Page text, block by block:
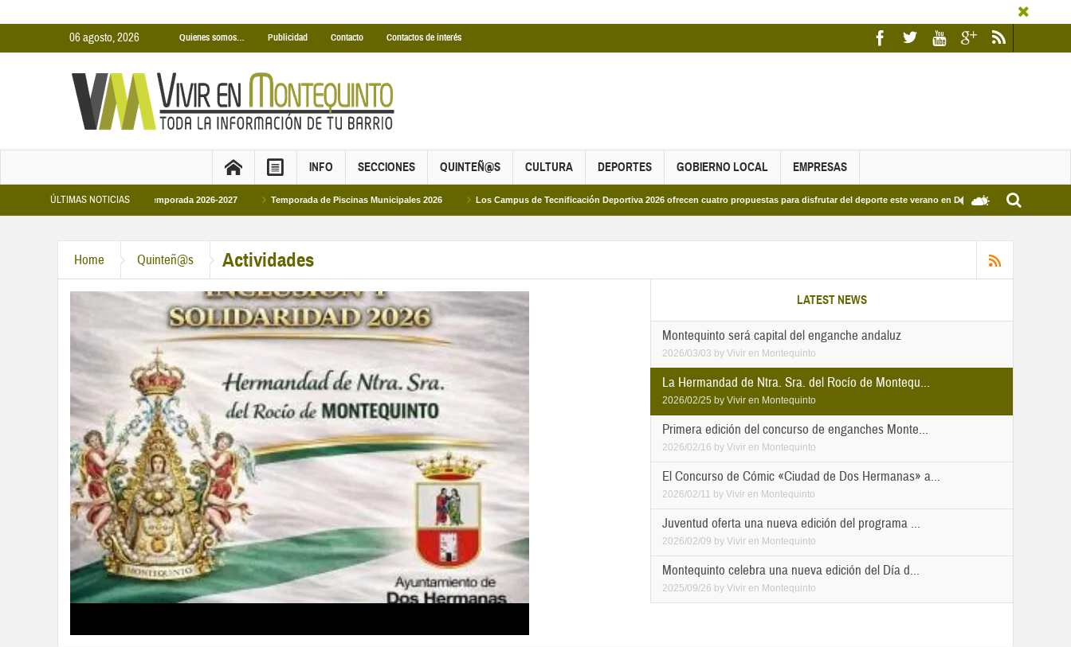
06 agosto, 2026 Quienes somos… Publicidad Contacto Contactos de interés
INFO SECCIONES QUINTEÑ@S CULTURA DEPORTES GOBIERNO LOCAL EMPRESAS
ÚLTIMAS NOTICIAS
Municipales temporada 2026-2027 Temporada de Piscinas Municipales 2026 Los Campus de Tecnificación Deportiva 2026 ofrecen cuatro propuestas para disfrutar del deporte este verano en Dos Hermanas Más de dos mil
Home Quinteñ@s Actividades
LATEST NEWS
Montequinto será capital del enganche andaluz
2026/03/03 by Vivir en Montequinto
La Hermandad de Ntra. Sra. del Rocío de Montequ...
2026/02/25 by Vivir en Montequinto
Primera edición del concurso de enganches Monte...
2026/02/16 by Vivir en Montequinto
El Concurso de Cómic «Ciudad de Dos Hermanas» a...
2026/02/11 by Vivir en Montequinto
Juventud oferta una nueva edición del programa ...
2026/02/09 by Vivir en Montequinto
Montequinto celebra una nueva edición del Día d...
2025/09/26 by Vivir en Montequinto